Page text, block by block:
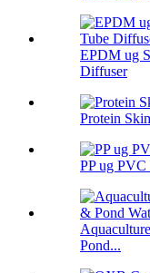
EPDM ug
Diffuser
Protein
PP ug PVC
Pond...